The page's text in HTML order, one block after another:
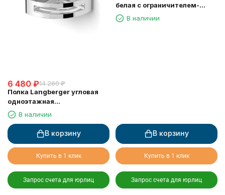
6 480 ₽14 260 ₽
Полка Langberger угловая
одноэтажная
хромированная 75260
В наличии
В корзину
Купить в 1 клик
Запрос счета для юрлиц
белая с ограничителем-
скребок 73451-WH
В наличии
В корзину
Купить в 1 клик
Запрос счета для юрлиц